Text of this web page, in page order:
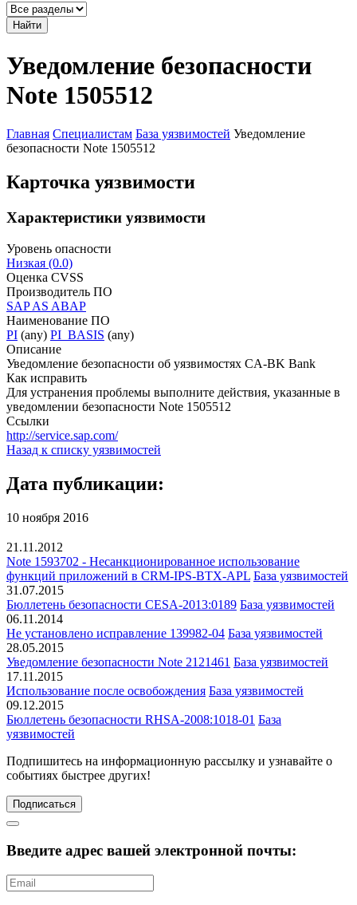
Найти
Уведомление безопасности
Note 1505512
Главная Специалистам База уязвимостей Уведомление
безопасности Note 1505512
Карточка уязвимости
Характеристики уязвимости
Уровень опасности
Низкая (0.0)
Оценка CVSS
Производитель ПО
SAP AS ABAP
Наименование ПО
PI (any) PI_BASIS (any)
Описание
Уведомление безопасности об уязвимостях CA-BK Bank
Как исправить
Для устранения проблемы выполните действия, указанные в
уведомлении безопасности Note 1505512
Ссылки
http://service.sap.com/
Назад к списку уязвимостей
Дата публикации:
10 ноября 2016
21.11.2012
Note 1593702 - Несанкционированное использование
функций приложений в CRM-IPS-BTX-APL База уязвимостей
31.07.2015
Бюллетень безопасности CESA-2013:0189 База уязвимостей
06.11.2014
Не установлено исправление 139982-04 База уязвимостей
28.05.2015
Уведомление безопасности Note 2121461 База уязвимостей
17.11.2015
Использование после освобождения База уязвимостей
09.12.2015
Бюллетень безопасности RHSA-2008:1018-01 База
уязвимостей
Подпишитесь на информационную рассылку и узнавайте о
событиях быстрее других!
Подписаться
Введите адрес вашей электронной почты: